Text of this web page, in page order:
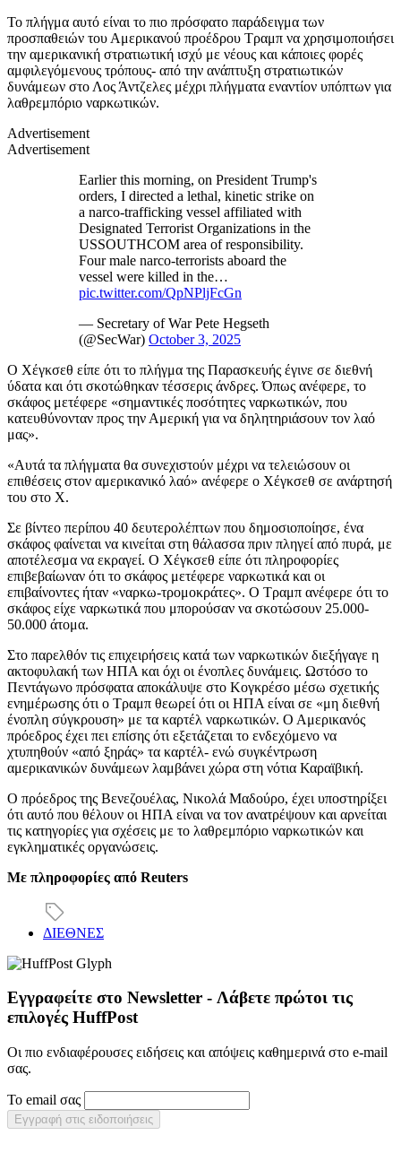
Το πλήγμα αυτό είναι το πιο πρόσφατο παράδειγμα των
προσπαθειών του Αμερικανού προέδρου Τραμπ να χρησιμοποιήσει
την αμερικανική στρατιωτική ισχύ με νέους και κάποιες φορές
αμφιλεγόμενους τρόπους- από την ανάπτυξη στρατιωτικών
δυνάμεων στο Λος Άντζελες μέχρι πλήγματα εναντίον υπόπτων για
λαθρεμπόριο ναρκωτικών.
Advertisement
Advertisement
Earlier this morning, on President Trump's
orders, I directed a lethal, kinetic strike on
a narco-trafficking vessel affiliated with
Designated Terrorist Organizations in the
USSOUTHCOM area of responsibility.
Four male narco-terrorists aboard the
vessel were killed in the…
pic.twitter.com/QpNPljFcGn
— Secretary of War Pete Hegseth
(@SecWar) October 3, 2025
Ο Χέγκσεθ είπε ότι το πλήγμα της Παρασκευής έγινε σε διεθνή
ύδατα και ότι σκοτώθηκαν τέσσερις άνδρες. Όπως ανέφερε, το
σκάφος μετέφερε «σημαντικές ποσότητες ναρκωτικών, που
κατευθύνονταν προς την Αμερική για να δηλητηριάσουν τον λαό
μας».
«Αυτά τα πλήγματα θα συνεχιστούν μέχρι να τελειώσουν οι
επιθέσεις στον αμερικανικό λαό» ανέφερε ο Χέγκσεθ σε ανάρτησή
του στο Χ.
Σε βίντεο περίπου 40 δευτερολέπτων που δημοσιοποίησε, ένα
σκάφος φαίνεται να κινείται στη θάλασσα πριν πληγεί από πυρά, με
αποτέλεσμα να εκραγεί. Ο Χέγκσεθ είπε ότι πληροφορίες
επιβεβαίωναν ότι το σκάφος μετέφερε ναρκωτικά και οι
επιβαίνοντες ήταν «ναρκω-τρομοκράτες». Ο Τραμπ ανέφερε ότι το
σκάφος είχε ναρκωτικά που μπορούσαν να σκοτώσουν 25.000-
50.000 άτομα.
Στο παρελθόν τις επιχειρήσεις κατά των ναρκωτικών διεξήγαγε η
ακτοφυλακή των ΗΠΑ και όχι οι ένοπλες δυνάμεις. Ωστόσο το
Πεντάγωνο πρόσφατα αποκάλυψε στο Κογκρέσο μέσω σχετικής
ενημέρωσης ότι ο Τραμπ θεωρεί ότι οι ΗΠΑ είναι σε «μη διεθνή
ένοπλη σύγκρουση» με τα καρτέλ ναρκωτικών. Ο Αμερικανός
πρόεδρος έχει πει επίσης ότι εξετάζεται το ενδεχόμενο να
χτυπηθούν «από ξηράς» τα καρτέλ- ενώ συγκέντρωση
αμερικανικών δυνάμεων λαμβάνει χώρα στη νότια Καραϊβική.
Ο πρόεδρος της Βενεζουέλας, Νικολά Μαδούρο, έχει υποστηρίξει
ότι αυτό που θέλουν οι ΗΠΑ είναι να τον ανατρέψουν και αρνείται
τις κατηγορίες για σχέσεις με το λαθρεμπόριο ναρκωτικών και
εγκληματικές οργανώσεις.
Με πληροφορίες από Reuters
ΔΙΕΘΝΕΣ
Εγγραφείτε στο Newsletter - Λάβετε πρώτοι τις
επιλογές HuffPost
Οι πιο ενδιαφέρουσες ειδήσεις και απόψεις καθημερινά στο e-mail
σας.
Το email σας
Εγγραφή στις ειδοποιήσεις